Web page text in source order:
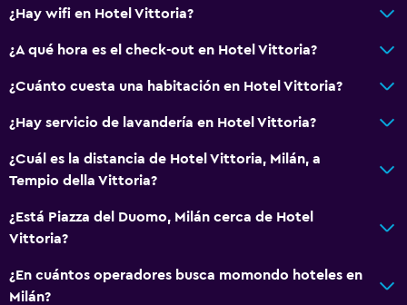
Posibilidad de habitaciones conectadas
Espacio de almacenamiento
Servicio de despertador
Caja fuerte
Instalaciones para reuniones
¿Hay wifi en Hotel Vittoria?
¿A qué hora es el check-out en Hotel Vittoria?
¿Cuánto cuesta una habitación en Hotel Vittoria?
¿Hay servicio de lavandería en Hotel Vittoria?
¿Cuál es la distancia de Hotel Vittoria, Milán, a
Tempio della Vittoria?
¿Está Piazza del Duomo, Milán cerca de Hotel
Vittoria?
¿En cuántos operadores busca momondo hoteles en
Milán?